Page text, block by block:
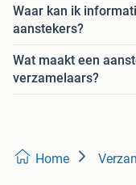
Waar kan ik
aanstekers?
Wat maakt een
verzamelaars?
Home